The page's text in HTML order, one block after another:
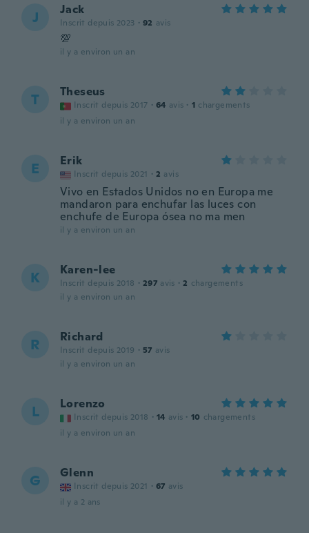
J Jack
Inscrit depuis 2023 · 92 avis
💯
il y a environ un an
T Theseus
Inscrit depuis 2017 · 64 avis · 1 chargements
il y a environ un an
E Erik
Inscrit depuis 2021 · 2 avis
Vivo en Estados Unidos no en Europa me
mandaron para enchufar las luces con
enchufe de Europa ósea no ma men
il y a environ un an
K Karen-lee
Inscrit depuis 2018 · 297 avis · 2 chargements
il y a environ un an
R Richard
Inscrit depuis 2019 · 57 avis
il y a environ un an
L Lorenzo
Inscrit depuis 2018 · 14 avis · 10 chargements
il y a environ un an
G Glenn
Inscrit depuis 2021 · 67 avis
il y a 2 ans